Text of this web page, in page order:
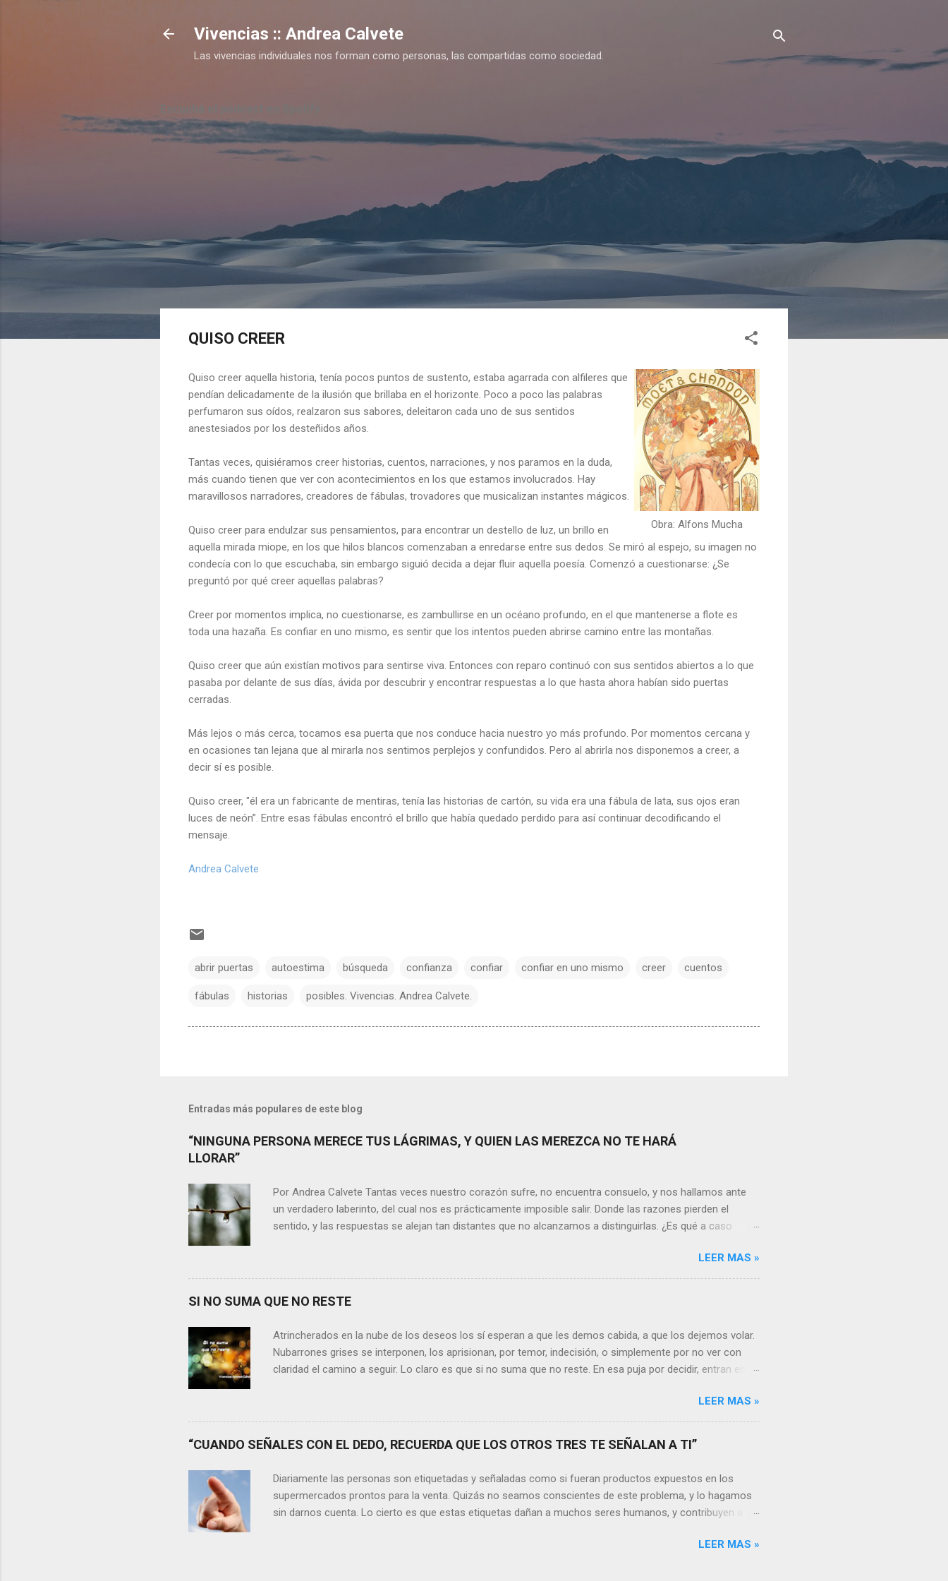
Vivencias :: Andrea Calvete
Las vivencias individuales nos forman como personas, las compartidas como sociedad.
QUISO CREER
Obra: Alfons Mucha
Quiso creer aquella historia, tenía pocos puntos de sustento, estaba agarrada con alfileres que
pendían delicadamente de la ilusión que brillaba en el horizonte. Poco a poco las palabras
perfumaron sus oídos, realzaron sus sabores, deleitaron cada uno de sus sentidos
anestesiados por los desteñidos años.
Tantas veces, quisiéramos creer historias, cuentos, narraciones, y nos paramos en la duda,
más cuando tienen que ver con acontecimientos en los que estamos involucrados. Hay
maravillosos narradores, creadores de fábulas, trovadores que musicalizan instantes mágicos.
Quiso creer para endulzar sus pensamientos, para encontrar un destello de luz, un brillo en
aquella mirada miope, en los que hilos blancos comenzaban a enredarse entre sus dedos. Se miró al espejo, su imagen no
condecía con lo que escuchaba, sin embargo siguió decida a dejar fluir aquella poesía. Comenzó a cuestionarse: ¿Se
preguntó por qué creer aquellas palabras?
Creer por momentos implica, no cuestionarse, es zambullirse en un océano profundo, en el que mantenerse a flote es
toda una hazaña. Es confiar en uno mismo, es sentir que los intentos pueden abrirse camino entre las montañas.
Quiso creer que aún existían motivos para sentirse viva. Entonces con reparo continuó con sus sentidos abiertos a lo que
pasaba por delante de sus días, ávida por descubrir y encontrar respuestas a lo que hasta ahora habían sido puertas
cerradas.
Más lejos o más cerca, tocamos esa puerta que nos conduce hacia nuestro yo más profundo. Por momentos cercana y
en ocasiones tan lejana que al mirarla nos sentimos perplejos y confundidos. Pero al abrirla nos disponemos a creer, a
decir sí es posible.
Quiso creer, "él era un fabricante de mentiras, tenía las historias de cartón, su vida era una fábula de lata, sus ojos eran
luces de neón”. Entre esas fábulas encontró el brillo que había quedado perdido para así continuar decodificando el
mensaje.
Andrea Calvete
abrir puertas autoestima búsqueda confianza confiar confiar en uno mismo creer cuentos
fábulas historias posibles. Vivencias. Andrea Calvete.
Entradas más populares de este blog
“NINGUNA PERSONA MERECE TUS LÁGRIMAS, Y QUIEN LAS MEREZCA NO TE HARÁ
LLORAR”
Por Andrea Calvete Tantas veces nuestro corazón sufre, no encuentra consuelo, y nos hallamos ante
un verdadero laberinto, del cual nos es prácticamente imposible salir. Donde las razones pierden el
sentido, y las respuestas se alejan tan distantes que no alcanzamos a distinguirlas. ¿Es qué a caso
conteste rápidamente que sí a esta pregunta. Por otra parte, si nos ponemos a pensar en algún
momento de la vida todos hemos sufrido por causa de una persona. Entonces ¿cómo encarar el dolor?
Si reflexionamos sobre la frase de Gabriel García Márquez que dice que “ninguna persona merece tus
somos, y es posible que su mirada nos realce, pues los ojos del amor tienen esa virtud de embellecer...
LEER MAS »
SI NO SUMA QUE NO RESTE
Atrincherados en la nube de los deseos los sí esperan a que les demos cabida, a que los dejemos volar.
Nubarrones grises se interponen, los aprisionan, por temor, indecisión, o simplemente por no ver con
claridad el camino a seguir. Lo claro es que si no suma que no reste. En esa puja por decidir, entran en
preguntarnos si agregan algo , si aportan de alguna forma a nuestro día a día, y lo más importante es
que no nos quinten tiempo o energía, elementos que en la medida que pasa la vida se hacen más
escasos y necesarios. Evidentemente, de lo malo, de lo difícil es donde más aprendemos, porque desde
las cicatrices nos fortalecemos, y resurgimos como el Ave Fénix. Sin embargo, está en cada uno no
elegir y hacer que cada momento sea irrepetible y mágico. Quizás aquí radique la mayor dificultad, por...
LEER MAS »
“CUANDO SEÑALES CON EL DEDO, RECUERDA QUE LOS OTROS TRES TE SEÑALAN A TI”
Diariamente las personas son etiquetadas y señaladas como si fueran productos expuestos en los
supermercados prontos para la venta. Quizás no seamos conscientes de este problema, y lo hagamos
sin darnos cuenta. Lo cierto es que estas etiquetas dañan a muchos seres humanos, y contribuyen a la
existe desde los comienzos de la Humanidad, lo que llama la atención es que en la actualidad dado los
LEER MAS »